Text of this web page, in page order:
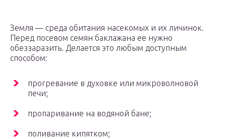
Земля — среда обитания насекомых и их личинок.
Перед посевом семян баклажана ее нужно
обеззаразить. Делается это любым доступным
способом:
прогревание в духовке или микроволновой
печи;
пропаривание на водяной бане;
поливание кипятком;